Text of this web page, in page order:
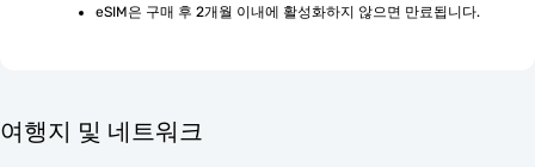
eSIM은 구매 후 2개월 이내에 활성화하지 않으면 만료됩니다.
여행지 및 네트워크